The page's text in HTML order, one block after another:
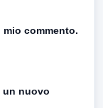
commento.
un nuovo